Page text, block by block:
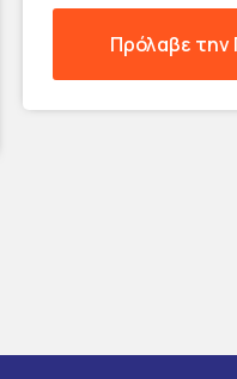
Πρόλαβε